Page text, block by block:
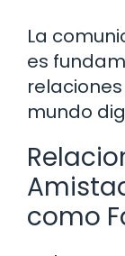
La
es
mundo
como